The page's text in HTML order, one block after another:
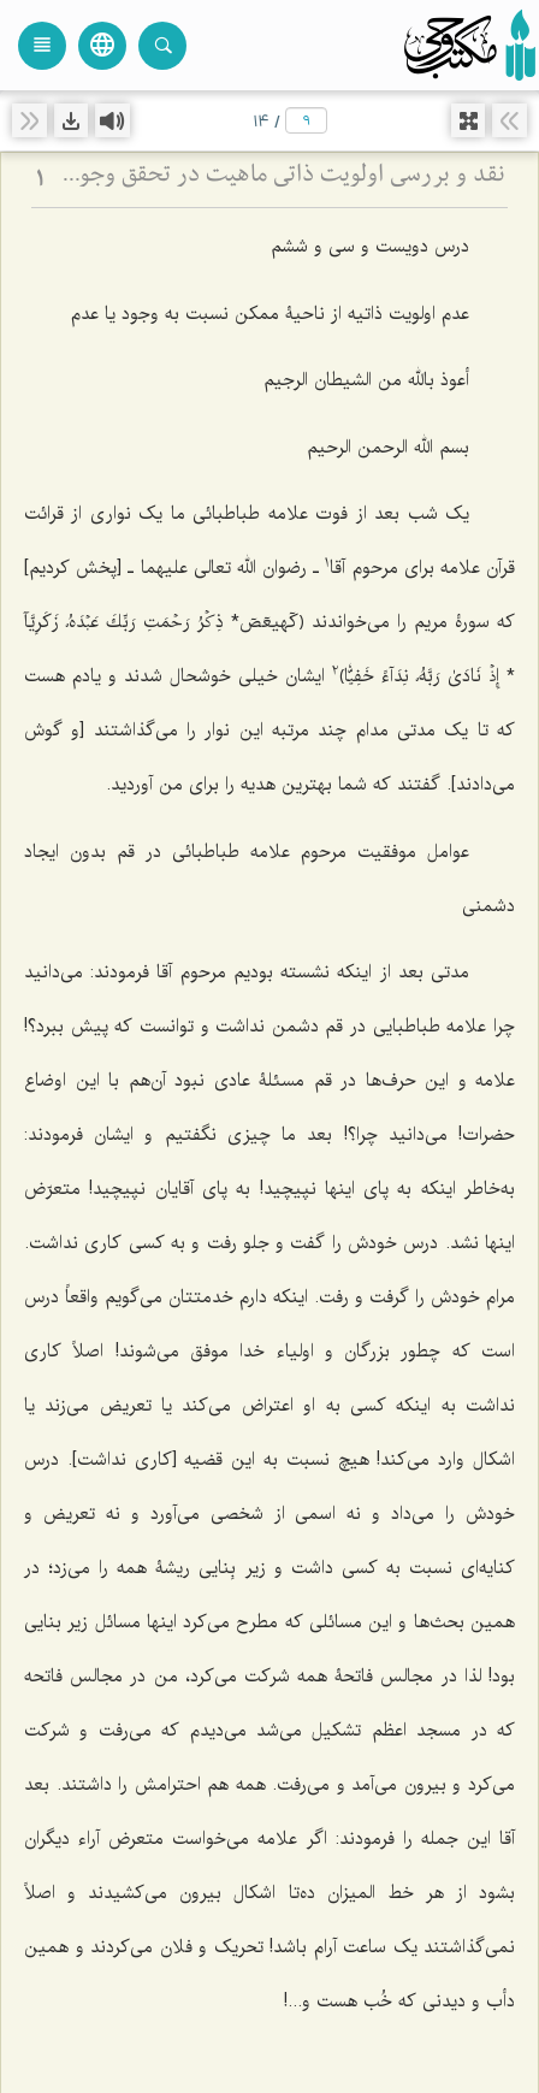
language
view_headline
/
14
نقد و بررسی اولویت ذاتی ماهیت در تحقق وجود - تحلیل بطلان ترجیح بدون مرجح در نظام هستی 1
درس دویست و سی و ششم
عدم اولویت ذاتیه از ناحیۀ ممکن نسبت به وجود یا عدم
أعوذ بالله من الشیطان الرجیم
بسم الله الرحمن الرحیم
یک شب بعد از فوت علامه طباطبائی ما یک نواری از قرائت
قرآن علامه برای مرحوم آقا1ـ رضوان الله تعالی علیهما ـ [پخش کردیم]
که سورۀ مریم را می‌خواندند ﴿كٓهيعٓصٓ* ذِكۡرُ رَحۡمَتِ رَبِّكَ عَبۡدَهُۥ زَكَرِيَّآ
* إِذۡ نَادَىٰ رَبَّهُۥ نِدَآءً خَفِيّٗا﴾2 ایشان خیلی خوشحال شدند و یادم هست
که تا یک مدتی مدام چند مرتبه این نوار را می‌گذاشتند [و گوش
می‌دادند]. گفتند که شما بهترین هدیه را برای من آوردید.
عوامل موفقیت مرحوم علامه طباطبائی در قم بدون ایجاد
دشمنی
مدتی بعد از اینکه نشسته بودیم مرحوم آقا فرمودند: می‌دانید
چرا علامه طباطبایی در قم دشمن نداشت و توانست که پیش ببرد؟!
علامه و این حرف‌ها در قم مسئلۀ عادی نبود آن‌هم با این اوضاع
حضرات! می‌دانید چرا؟! بعد ما چیزی نگفتیم و ایشان فرمودند:
به‌خاطر اینکه به پای اینها نپیچید! به پای آقایان نپیچید! متعرّض
اینها نشد. درس خودش را گفت و جلو رفت و به کسی کاری نداشت.
مرام خودش را گرفت و رفت. اینکه دارم خدمتتان می‌گویم واقعاً درس
است که چطور بزرگان و اولیاء خدا موفق می‌شوند! اصلاً کاری
نداشت به اینکه کسی به او اعتراض می‌کند یا تعریض می‌زند یا
اشکال وارد می‌کند! هیچ نسبت به این قضیه [کاری نداشت]. درس
خودش را می‌داد و نه اسمی از شخصی می‌آورد و نه تعریض و
کنایه‌ای نسبت به کسی داشت و زیر بِنایی ریشۀ همه را می‌زد؛ در
همین بحث‌ها و این مسائلی که مطرح می‌کرد اینها مسائل زیر بنایی
بود! لذا در مجالس فاتحۀ همه شرکت می‌کرد، من در مجالس فاتحه
که در مسجد اعظم تشکیل می‌شد می‌دیدم که می‌رفت و شرکت
می‌کرد و بیرون می‌آمد و می‌رفت. همه هم احترامش را داشتند. بعد
آقا این جمله را فرمودند: اگر علامه می‌خواست متعرض آراء دیگران
بشود از هر خط المیزان ده‌تا اشکال بیرون می‌کشیدند و اصلاً
نمی‌گذاشتند یک ساعت آرام باشد! تحریک و فلان می‌کردند و همین
دأب و دیدنی که خُب هست و...!